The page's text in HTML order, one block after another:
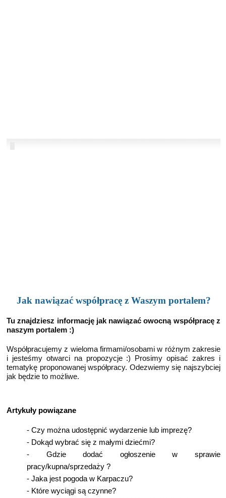
Jak nawiązać współpracę z Waszym portalem?
Tu znajdziesz informację jak nawiązać owocną współpracę z
naszym portalem :)
Współpracujemy z wieloma firmami/osobami w różnym zakresie
i jesteśmy otwarci na propozycje :) Prosimy opisać zakres i
tematykę proponowanej współpracy. Odezwiemy się najszybciej
jak będzie to możliwe.
Artykuły powiązane
- Czy można udostępnić wydarzenie lub imprezę?
- Dokąd wybrać się z małymi dziećmi?
- Gdzie dodać ogłoszenie w sprawie
pracy/kupna/sprzedaży ?
- Jaka jest pogoda w Karpaczu?
- Które wyciągi są czynne?